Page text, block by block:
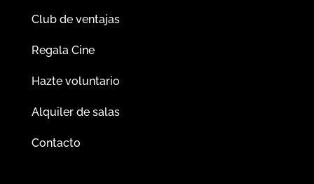
Club de ventajas
Regala Cine
Hazte voluntario
Alquiler de salas
Contacto